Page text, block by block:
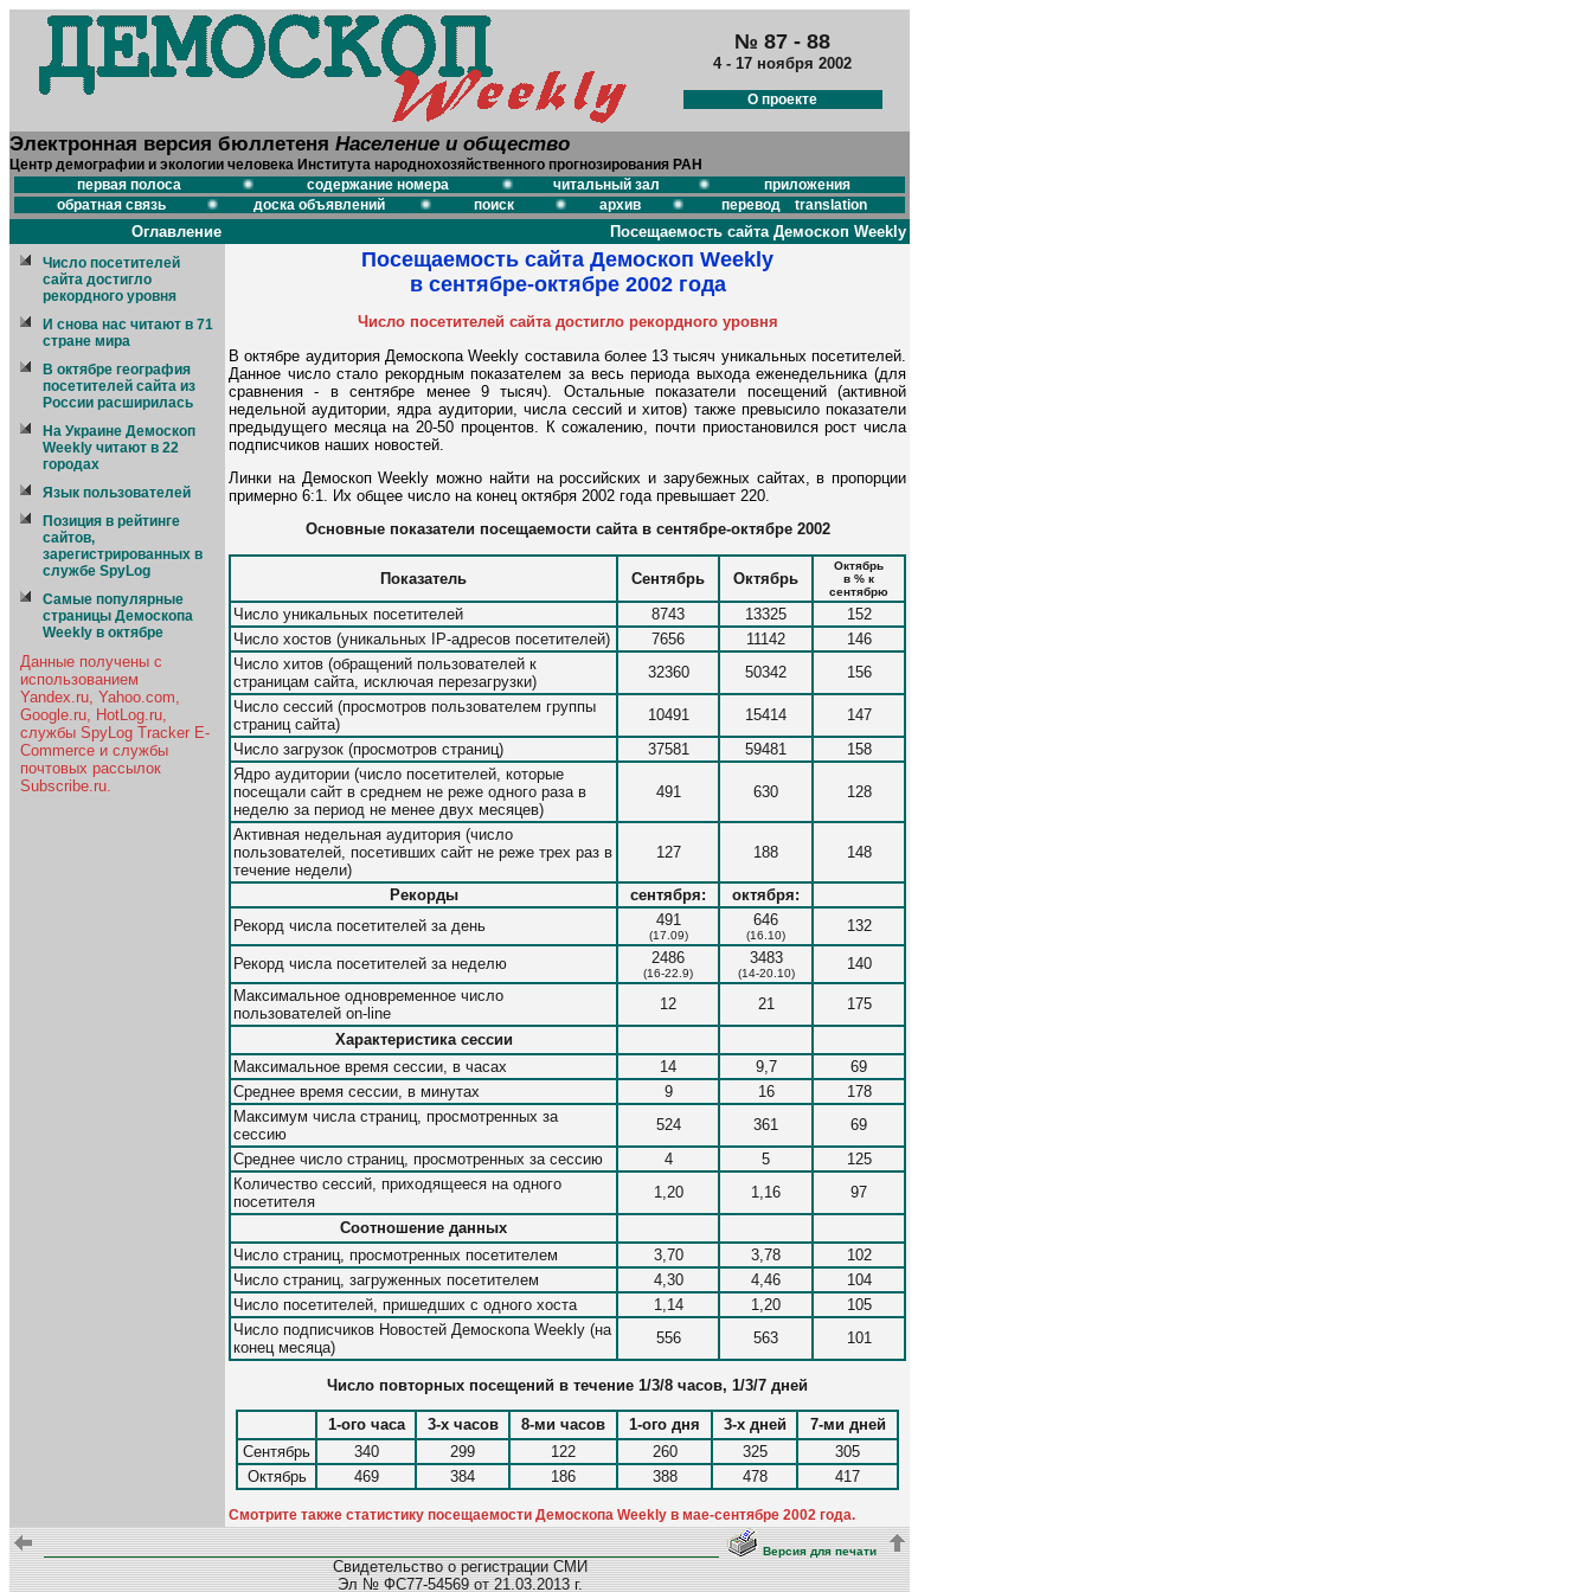
№ 87 - 88
4 - 17 ноября 2002
О проекте
Электронная версия бюллетеня Население и общество
Центр демографии и экологии человека Института народнохозяйственного прогнозирования РАН
первая полоса
содержание номера читальный зал
приложения
обратная связь
доска объявлений поиск архив перевод translation
Оглавление Посещаемость сайта Демоскоп Weekly
Число посетителей
сайта достигло
рекордного уровня
И снова нас читают в 71
стране мира
В октябре география
посетителей сайта из
России расширилась
На Украине Демоскоп
Weekly читают в 22
городах
Язык пользователей
Позиция в рейтинге
сайтов,
зарегистрированных в
службе SpyLog
Самые популярные
страницы Демоскопа
Weekly в октябре
Данные получены с
использованием
Yandex.ru, Yahoo.com,
Google.ru, HotLog.ru,
службы SpyLog Tracker E-
Commerce и службы
почтовых рассылок
Subscribe.ru.
Посещаемость сайта Демоскоп Weekly
в сентябре-октябре 2002 года
Число посетителей сайта достигло рекордного уровня
В октябре аудитория Демоскопа Weekly составила более 13 тысяч уникальных посетителей.
Данное число стало рекордным показателем за весь периода выхода еженедельника (для
сравнения - в сентябре менее 9 тысяч). Остальные показатели посещений (активной
недельной аудитории, ядра аудитории, числа сессий и хитов) также превысило показатели
предыдущего месяца на 20-50 процентов. К сожалению, почти приостановился рост числа
подписчиков наших новостей.
Линки на Демоскоп Weekly можно найти на российских и зарубежных сайтах, в пропорции
примерно 6:1. Их общее число на конец октября 2002 года превышает 220.
Основные показатели посещаемости сайта в сентябре-октябре 2002
Показатель Сентябрь Октябрь
Октябрь
в % к
сентябрю
Число уникальных посетителей 8743 13325
152
Число хостов (уникальных IP-адресов посетителей)
7656 11142
146
Число хитов (обращений пользователей к
страницам сайта, исключая перезагрузки)
32360 50342
156
Число сессий (просмотров пользователем группы
страниц сайта)
10491 15414
147
Число загрузок (просмотров страниц)
37581 59481
158
Ядро аудитории (число посетителей, которые
посещали сайт в среднем не реже одного раза в
неделю за период не менее двух месяцев)
491 630 128
Активная недельная аудитория (число
пользователей, посетивших сайт не реже трех раз в
течение недели)
127 188 148
Рекорды сентября:
октября:
Рекорд числа посетителей за день
491
(17.09)
646
(16.10)
132
Рекорд числа посетителей за неделю 2486
(16-22.9)
3483
(14-20.10)
140
Максимальное одновременное число
пользователей on-line
12 21
175
Характеристика сессии
Максимальное время сессии, в часах
14 9,7
69
Среднее время сессии, в минутах
9 16
178
Максимум числа страниц, просмотренных за
сессию
524 361
69
Среднее число страниц, просмотренных за сессию
4 5
125
Количество сессий, приходящееся на одного
посетителя
1,20 1,16
97
Соотношение данных
Число страниц, просмотренных посетителем
3,70 3,78
102
Число страниц, загруженных посетителем
4,30 4,46
104
Число посетителей, пришедших с одного хоста
1,14 1,20
105
Число подписчиков Новостей Демоскопа Weekly (на
конец месяца)
556 563 101
Число повторных посещений в течение 1/3/8 часов, 1/3/7 дней
1-ого часа 3-х часов 8-ми часов 1-ого дня 3-х дней
7-ми дней
Сентябрь
340 299 122 260 325
305
Октябрь
469 384 186 388 478 417
Смотрите также статистику посещаемости Демоскопа Weekly в мае-сентябре 2002 года.
Версия для печати
Свидетельство о регистрации СМИ
Эл № ФС77-54569 от 21.03.2013 г.